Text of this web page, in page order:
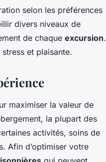
selon les préférences
divers niveaux de
de chaque excursion.
et plaisante.
maximiser la valeur de
la plupart des
activités, soins de
Afin d’optimiser votre